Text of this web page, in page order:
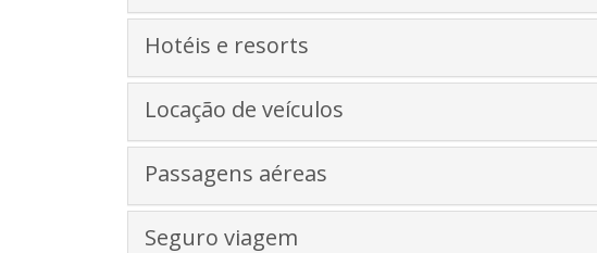
Hotéis e resorts
Locação de veículos
Passagens aéreas
Seguro viagem